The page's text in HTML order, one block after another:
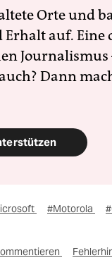
Orte und
Erhalt auf.
Dann
#Motorola